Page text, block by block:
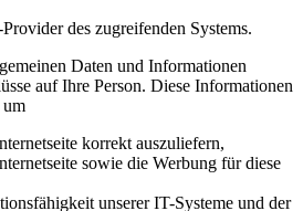
des zugreifenden Systems.
Daten und Informationen
auf Ihre Person. Diese Informationen
um
korrekt auszuliefern,
sowie die Werbung für diese
unserer IT-Systeme und der